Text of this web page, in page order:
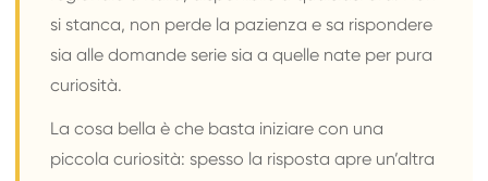
si stanca, non perde la pazienza e sa rispondere
sia alle domande serie sia a quelle nate per pura
curiosità.
La cosa bella è che basta iniziare con una
piccola curiosità: spesso la risposta apre un’altra